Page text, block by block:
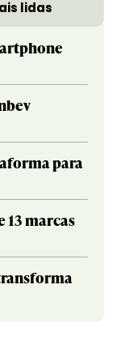
lidas
para
13 marcas